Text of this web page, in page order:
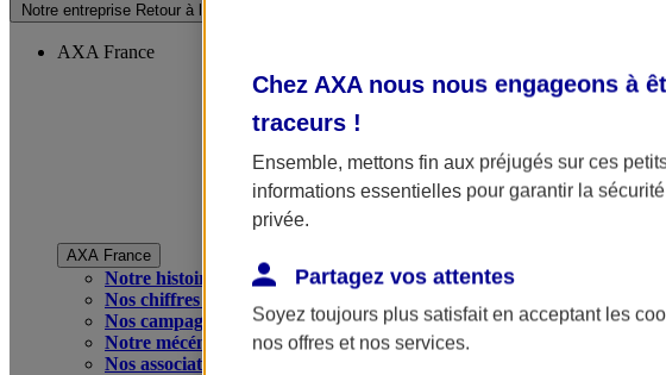
Notre entreprise Retour à la section précédente
AXA France
AXA France
Notre histoire
Nos chiffres clés
Nos campagnes publicitaires
Notre mécénat
Nos associations
Chez AXA nous nous engageons à
traceurs !
Ensemble, mettons fin aux préjugés sur ces
informations essentielles pour garantir la
privée.
Partagez vos attentes
Soyez toujours plus satisfait en acceptant les
nos offres et nos services.